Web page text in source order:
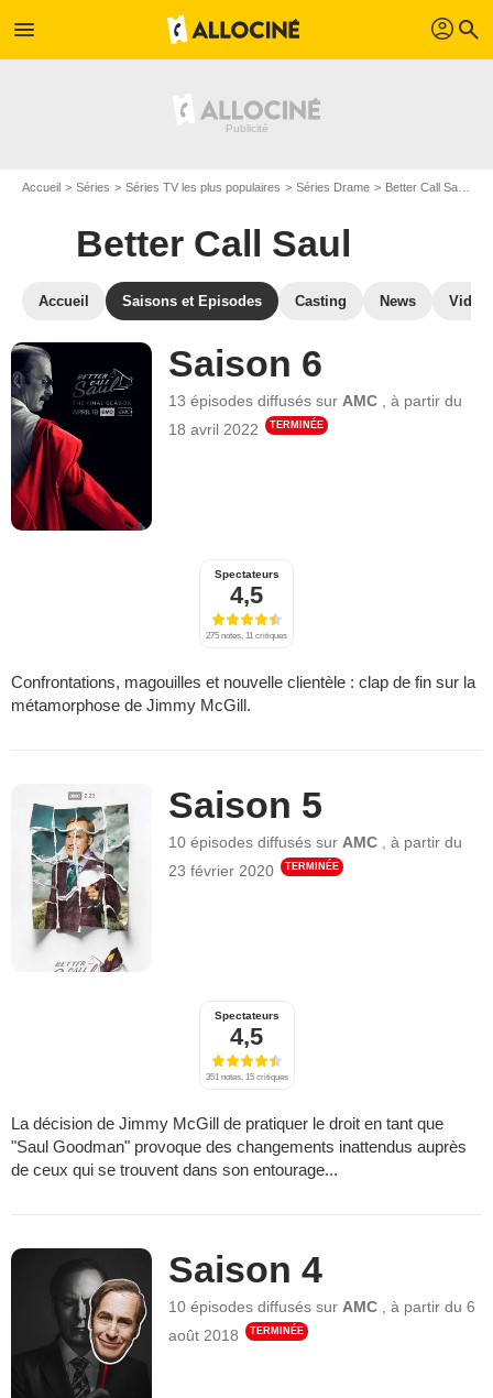
menu profil search
Accueil Séries Séries TV les plus populaires Séries Drame Better Call Saul
Better Call Saul
Accueil Saisons et Episodes Casting News
Saison 6
13 épisodes diffusés sur AMC ,à partir du
18 avril 2022
TERMINÉE
Spectateurs
4,5
275 notes, 11 critiques
Confrontations, magouilles et nouvelle clientèle : clap de fin sur la
métamorphose de Jimmy McGill.
Saison 5
10 épisodes diffusés sur AMC ,à partir du
23 février 2020
TERMINÉE
Spectateurs
4,5
351 notes, 15 critiques
La décision de Jimmy McGill de pratiquer le droit en tant que
"Saul Goodman" provoque des changements inattendus auprès
de ceux qui se trouvent dans son entourage...
Saison 4
10 épisodes diffusés surAMC ,à partir du6
août 2018
TERMINÉE